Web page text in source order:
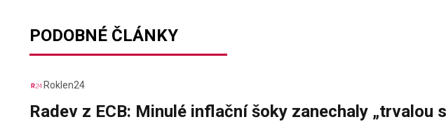
PODOBNÉ ČLÁNKY
Roklen24
Radev z ECB: Minulé inflační šoky zanechaly „trvalou